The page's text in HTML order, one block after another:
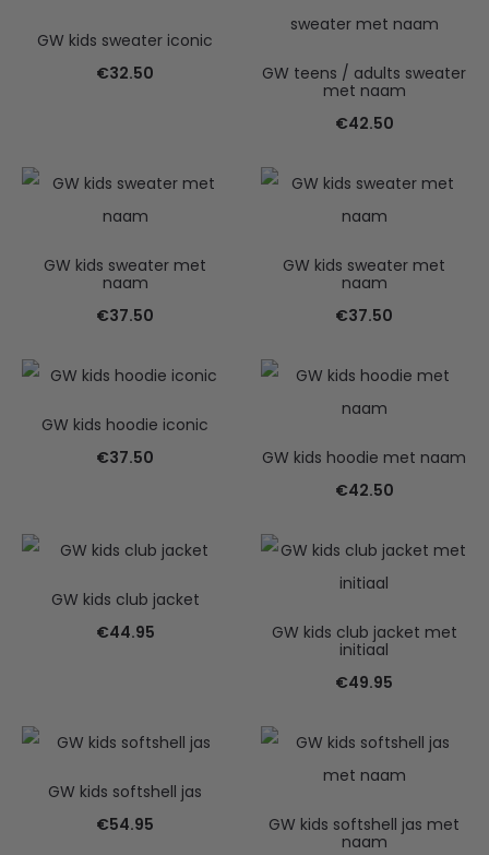
GW kids sweater iconic
€32.50
GW teens / adults sweater
met naam
€42.50
GW kids sweater met
naam
€37.50
GW kids sweater met
naam
€37.50
GW kids hoodie iconic
€37.50
GW kids hoodie met naam
€42.50
GW kids club jacket
€44.95
GW kids club jacket met
initiaal
€49.95
GW kids softshell jas
€54.95
GW kids softshell jas met
naam